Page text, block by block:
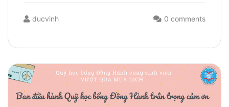
ducvinh 0 comments